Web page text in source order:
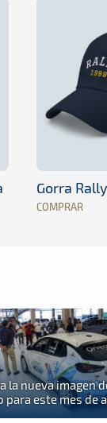
Gorra
COMPRAR
la nueva imagen
para este mes de